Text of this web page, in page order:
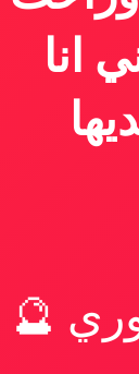
انا
🔮